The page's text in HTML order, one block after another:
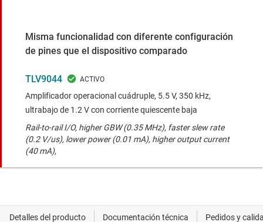
Misma funcionalidad con diferente configuración
de pines que el dispositivo comparado
TLV9044
Amplificador operacional cuádruple, 5.5 V, 350 kHz,
ultrabajo de 1.2 V con corriente quiescente baja
Rail-to-rail I/O, higher GBW (0.35 MHz), faster slew rate
(0.2 V/us), lower power (0.01 mA), higher output current
(40 mA),